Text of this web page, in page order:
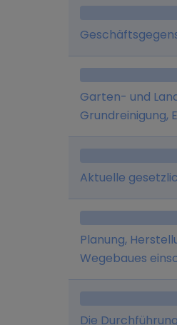
Garten- und
Grundreinigung,
Aktuelle
Planung,
Wegebaues
Die